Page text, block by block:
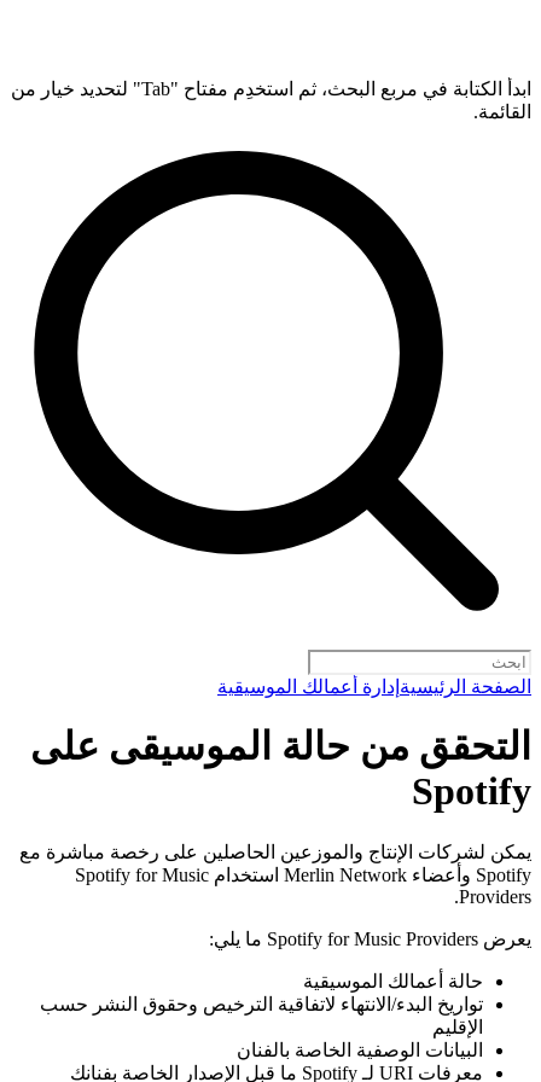
ابدأ الكتابة في مربع البحث، ثم استخدِم مفتاح "Tab" لتحديد خيار من
القائمة.
الصفحة الرئيسية إدارة أعمالك الموسيقية
التحقق من حالة الموسيقى على
Spotify
يمكن لشركات الإنتاج والموزعين الحاصلين على رخصة مباشرة مع
Spotify وأعضاء Merlin Network استخدام Spotify for Music
Providers.
يعرض Spotify for Music Providers ما يلي:
حالة أعمالك الموسيقية
تواريخ البدء/الانتهاء لاتفاقية الترخيص وحقوق النشر حسب
الإقليم
البيانات الوصفية الخاصة بالفنان
معرفات URI لـ Spotify ما قبل الإصدار الخاصة بفنانك